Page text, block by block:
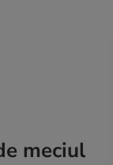
meciul